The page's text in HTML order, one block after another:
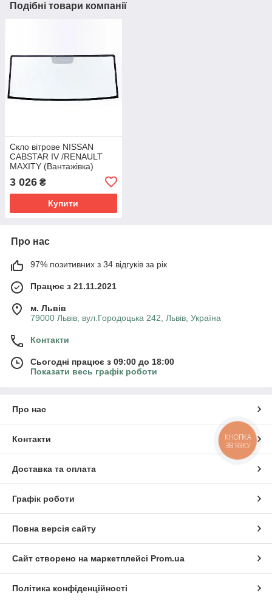
Подібні товари компанії
Скло вітрове NISSAN
CABSTAR IV /RENAULT
MAXITY (Вантажівка)
(Польща)
3 026 ₴
Купити
Про нас
97% позитивних з 34 відгуків за рік
Працює з 21.11.2021
м. Львів
79000 Львів, вул.Городоцька 242, Львів, Україна
Контакти
Сьогодні працює з 09:00 до 18:00
Показати весь графік роботи
Про нас
Контакти
Доставка та оплата
Графік роботи
Повна версія сайту
Сайт створено на маркетплейсі Prom.ua
Політика конфіденційності
КНОПКА
ЗВ'ЯЗКУ